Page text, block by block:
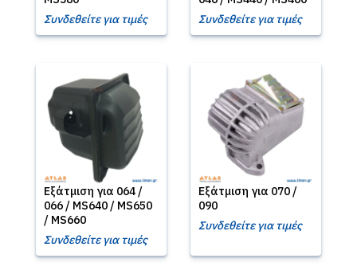
Συνδεθείτε για τιμές
Συνδεθείτε για τιμές
Εξάτμιση για 064 /
066 / MS640 / MS650
/ MS660
Συνδεθείτε για τιμές
Εξάτμιση για 070 /
090
Συνδεθείτε για τιμές